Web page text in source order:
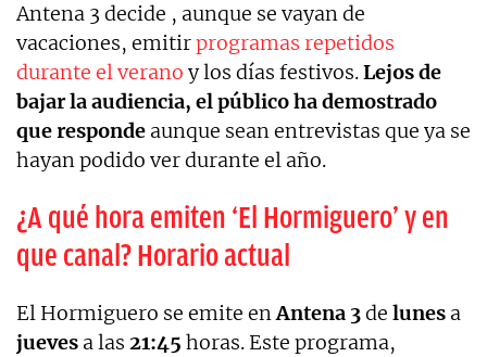
Antena 3 decide , aunque se vayan de
vacaciones, emitirprogramas repetidos
durante el verano y los días festivos.Lejos de
bajar la audiencia, el público ha demostrado
que responde aunque sean entrevistas que ya se
hayan podido ver durante el año.
¿A qué hora emiten ‘El Hormiguero’ y en
que canal? Horario actual
El Hormiguero se emite enAntena 3de lunes a
jueves a las 21:45 horas. Este programa,